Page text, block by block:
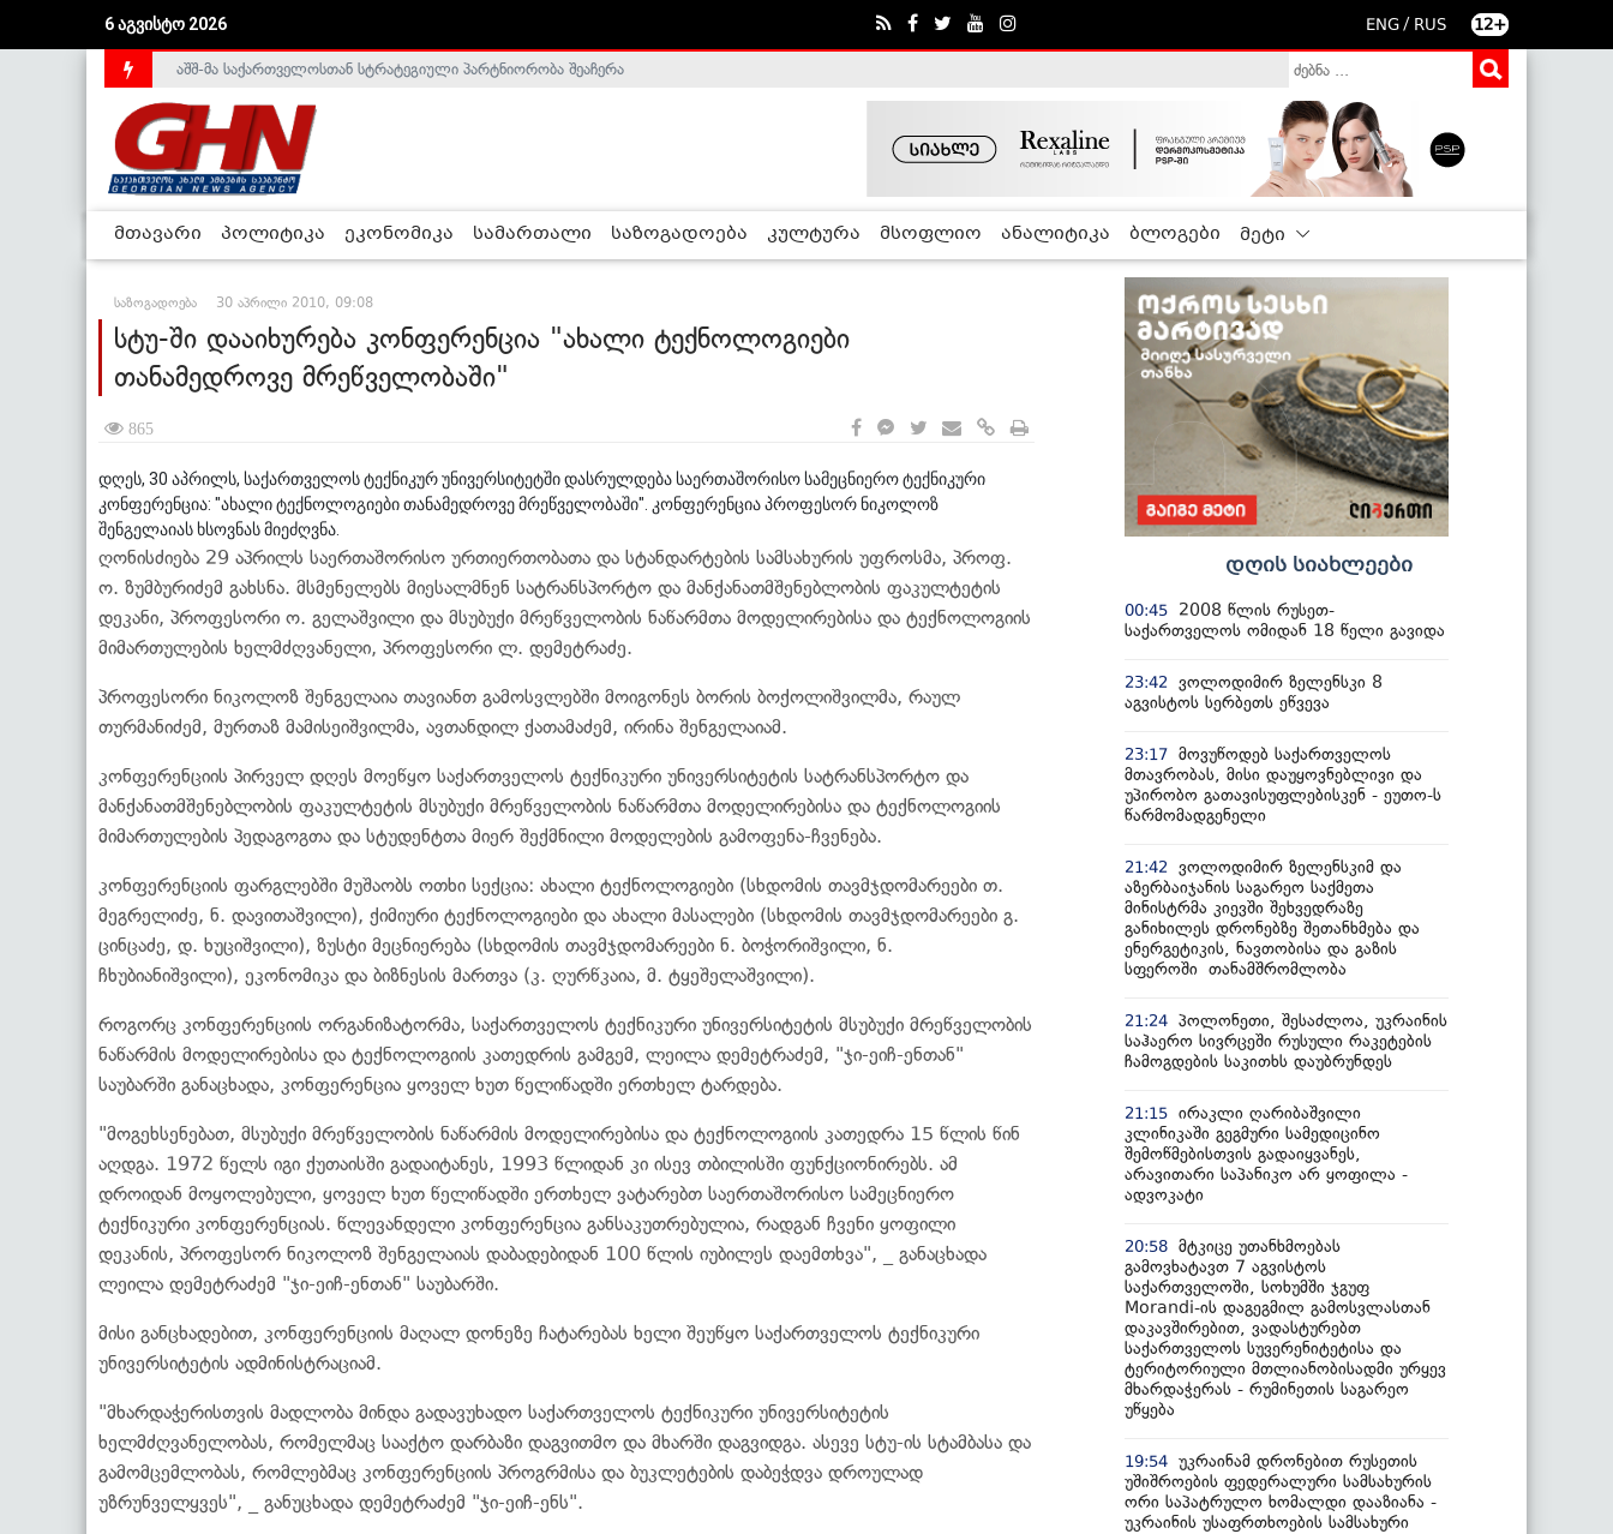
6 აგვისტო 2026 ENG / RUS 12+
საქართველოს დე-ფაქტო მთავრობა არალეგიტიმურია - ჰელსინკის კომისია
აშშ-მა საქართველოსთან სტრატეგიული პარტნიორობა შეაჩერა
მთავარი პოლიტიკა ეკონომიკა სამართალი საზოგადოება კულტურა მსოფლიო ანალიტიკა ბლოგები მეტი
საზოგადოება 30 აპრილი 2010, 09:08
სტუ-ში დააიხურება კონფერენცია "ახალი ტექნოლოგიები
თანამედროვე მრეწველობაში"
865
დღეს, 30 აპრილს, საქართველოს ტექნიკურ უნივერსიტეტში დასრულდება საერთაშორისო სამეცნიერო ტექნიკური
კონფერენცია: "ახალი ტექნოლოგიები თანამედროვე მრეწველობაში". კონფერენცია პროფესორ ნიკოლოზ
შენგელაიას ხსოვნას მიეძღვნა.
ღონისძიება 29 აპრილს საერთაშორისო ურთიერთობათა და სტანდარტების სამსახურის უფროსმა, პროფ.
ო. ზუმბურიძემ გახსნა. მსმენელებს მიესალმნენ სატრანსპორტო და მანქანათმშენებლობის ფაკულტეტის
დეკანი, პროფესორი ო. გელაშვილი და მსუბუქი მრეწველობის ნაწარმთა მოდელირებისა და ტექნოლოგიის
მიმართულების ხელმძღვანელი, პროფესორი ლ. დემეტრაძე.
პროფესორი ნიკოლოზ შენგელაია თავიანთ გამოსვლებში მოიგონეს ბორის ბოქოლიშვილმა, რაულ
თურმანიძემ, მურთაზ მამისეიშვილმა, ავთანდილ ქათამაძემ, ირინა შენგელაიამ.
კონფერენციის პირველ დღეს მოეწყო საქართველოს ტექნიკური უნივერსიტეტის სატრანსპორტო და
მანქანათმშენებლობის ფაკულტეტის მსუბუქი მრეწველობის ნაწარმთა მოდელირებისა და ტექნოლოგიის
მიმართულების პედაგოგთა და სტუდენტთა მიერ შექმნილი მოდელების გამოფენა-ჩვენება.
კონფერენციის ფარგლებში მუშაობს ოთხი სექცია: ახალი ტექნოლოგიები (სხდომის თავმჯდომარეები თ.
მეგრელიძე, ნ. დავითაშვილი), ქიმიური ტექნოლოგიები და ახალი მასალები (სხდომის თავმჯდომარეები გ.
ცინცაძე, დ. ხუციშვილი), ზუსტი მეცნიერება (სხდომის თავმჯდომარეები ნ. ბოჭორიშვილი, ნ.
ჩხუბიანიშვილი), ეკონომიკა და ბიზნესის მართვა (კ. ღურწკაია, მ. ტყეშელაშვილი).
როგორც კონფერენციის ორგანიზატორმა, საქართველოს ტექნიკური უნივერსიტეტის მსუბუქი მრეწველობის
ნაწარმის მოდელირებისა და ტექნოლოგიის კათედრის გამგემ, ლეილა დემეტრაძემ, "ჯი-ეიჩ-ენთან"
საუბარში განაცხადა, კონფერენცია ყოველ ხუთ წელიწადში ერთხელ ტარდება.
"მოგეხსენებათ, მსუბუქი მრეწველობის ნაწარმის მოდელირებისა და ტექნოლოგიის კათედრა 15 წლის წინ
აღდგა. 1972 წელს იგი ქუთაისში გადაიტანეს, 1993 წლიდან კი ისევ თბილისში ფუნქციონირებს. ამ
დროიდან მოყოლებული, ყოველ ხუთ წელიწადში ერთხელ ვატარებთ საერთაშორისო სამეცნიერო
ტექნიკური კონფერენციას. წლევანდელი კონფერენცია განსაკუთრებულია, რადგან ჩვენი ყოფილი
დეკანის, პროფესორ ნიკოლოზ შენგელაიას დაბადებიდან 100 წლის იუბილეს დაემთხვა", _ განაცხადა
ლეილა დემეტრაძემ "ჯი-ეიჩ-ენთან" საუბარში.
მისი განცხადებით, კონფერენციის მაღალ დონეზე ჩატარებას ხელი შეუწყო საქართველოს ტექნიკური
უნივერსიტეტის ადმინისტრაციამ.
"მხარდაჭერისთვის მადლობა მინდა გადავუხადო საქართველოს ტექნიკური უნივერსიტეტის
ხელმძღვანელობას, რომელმაც სააქტო დარბაზი დაგვითმო და მხარში დაგვიდგა. ასევე სტუ-ის სტამბასა და
გამომცემლობას, რომლებმაც კონფერენციის პროგრმისა და ბუკლეტების დაბეჭდვა დროულად
უზრუნველყვეს", _ განუცხადა დემეტრაძემ "ჯი-ეიჩ-ენს".
დღის სიახლეები
00:45
2008 წლის რუსეთ-
საქართველოს ომიდან 18 წელი გავიდა
23:42
ვოლოდიმირ ზელენსკი 8
აგვისტოს სერბეთს ეწვევა
23:17 მოვუწოდებ საქართველოს
მთავრობას, მისი დაუყოვნებლივი და
უპირობო გათავისუფლებისკენ - ეუთო-ს
წარმომადგენელი
21:42
ვოლოდიმირ ზელენსკიმ და
აზერბაიჯანის საგარეო საქმეთა
მინისტრმა კიევში შეხვედრაზე
განიხილეს დრონებზე შეთანხმება და
ენერგეტიკის, ნავთობისა და გაზის
სფეროში თანამშრომლობა
21:24 პოლონეთი, შესაძლოა, უკრაინის
საჰაერო სივრცეში რუსული რაკეტების
ჩამოგდების საკითხს დაუბრუნდეს
21:15 ირაკლი ღარიბაშვილი
კლინიკაში გეგმური სამედიცინო
შემოწმებისთვის გადაიყვანეს,
არავითარი საპანიკო არ ყოფილა -
ადვოკატი
20:58 მტკიცე უთანხმოებას
გამოვხატავთ 7 აგვისტოს
საქართველოში, სოხუმში ჯგუფ
Morandi-ის დაგეგმილ გამოსვლასთან
დაკავშირებით, ვადასტურებთ
საქართველოს სუვერენიტეტისა და
ტერიტორიული მთლიანობისადმი ურყევ
მხარდაჭერას - რუმინეთის საგარეო
უწყება
19:54 უკრაინამ დრონებით რუსეთის
უშიშროების ფედერალური სამსახურის
ორი საპატრულო ხომალდი დააზიანა -
უკრაინის უსაფრთხოების სამსახური